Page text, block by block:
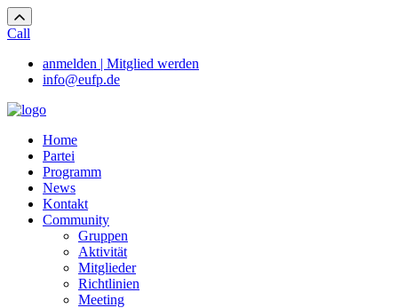
Call
anmelden | Mitglied werden
info@eufp.de
Home
Partei
Programm
News
Kontakt
Community
Gruppen
Aktivität
Mitglieder
Richtlinien
Meeting